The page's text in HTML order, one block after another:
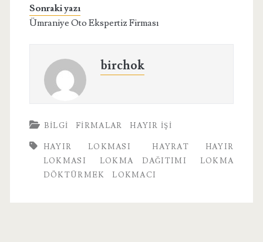
Sonraki yazı
Ümraniye Oto Ekspertiz Firması
birchok
BILGI FIRMALAR HAYIR İŞI
HAYIR LOKMASI
HAYRAT HAYIR
LOKMASI
LOKMA DAĞITIMI
LOKMA
DÖKTÜRMEK
LOKMACI